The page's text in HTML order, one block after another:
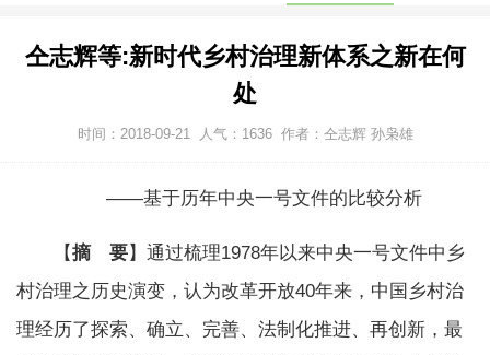
仝志辉等:新时代乡村治理新体系之新在何
处
时间：2018-09-21 人气： 1636 作者：仝志辉 孙枭雄
——基于历年中央一号文件的比较分析
【摘 要】通过梳理1978年以来中央一号文件中乡
村治理之历史演变，认为改革开放40年来，中国乡村治
理经历了探索、确立、完善、法制化推进、再创新，最